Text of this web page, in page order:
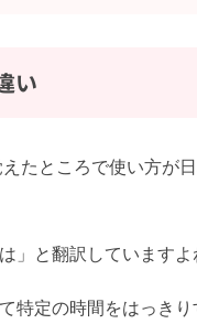
い
たところで使い方が
」と翻訳していますよ
特定の時間をはっきり